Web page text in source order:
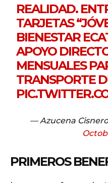
REALIDAD.
TARJETAS
BIENESTAR
APOYO
MENSUALES
TRANSPORTE
— Azucena
PRIMEROS